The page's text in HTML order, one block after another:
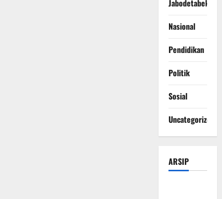
Jabodetabek
Nasional
Pendidikan
Politik
Sosial
Uncategorized
ARSIP